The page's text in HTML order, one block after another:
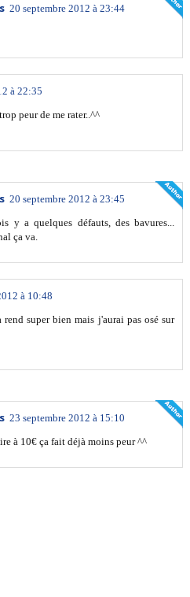
20 septembre 2012 à 23:44
à 22:35
peur de me rater..^^
20 septembre 2012 à 23:45
y a quelques défauts, des bavures...
ça va.
à 10:48
super bien mais j'aurai pas osé sur
23 septembre 2012 à 15:10
à 10€ ça fait déjà moins peur ^^